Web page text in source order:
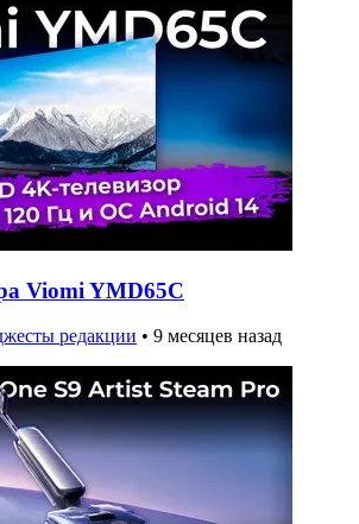
Viomi YMD65C
редакции • 9 месяцев назад